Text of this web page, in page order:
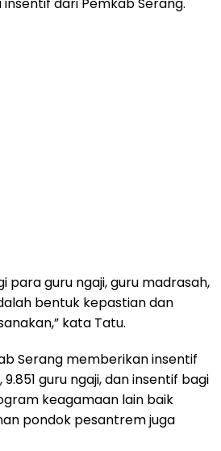
para guru ngaji, guru madrasah,
bentuk kepastian dan
kata Tatu.
Serang memberikan insentif
9.851 guru ngaji, dan insentif bagi
keagamaan lain baik
pondok pesantrem juga